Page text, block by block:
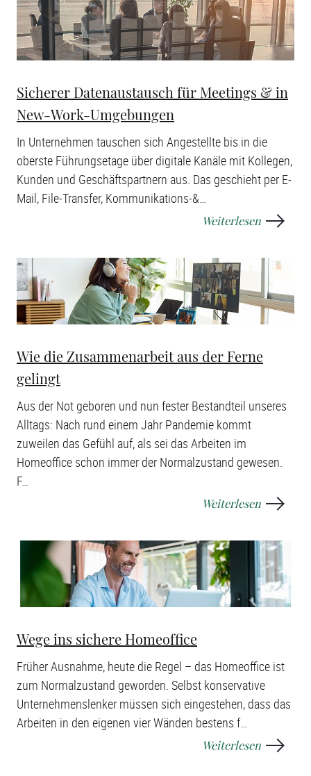
Sicherer Datenaustausch für Meetings & in
New-Work-Umgebungen
In Unternehmen tauschen sich Angestellte bis in die
oberste Führungsetage über digitale Kanäle mit Kollegen,
Kunden und Geschäftspartnern aus. Das geschieht per E-
Mail, File-Transfer, Kommunikations-&…
Weiterlesen
Wie die Zusammenarbeit aus der Ferne
gelingt
Aus der Not geboren und nun fester Bestandteil unseres
Alltags: Nach rund einem Jahr Pandemie kommt
zuweilen das Gefühl auf, als sei das Arbeiten im
Homeoffice schon immer der Normalzustand gewesen.
F…
Weiterlesen
Wege ins sichere Homeoffice
Früher Ausnahme, heute die Regel – das Homeoffice ist
zum Normalzustand geworden. Selbst konservative
Unternehmenslenker müssen sich eingestehen, dass das
Arbeiten in den eigenen vier Wänden bestens f…
Weiterlesen